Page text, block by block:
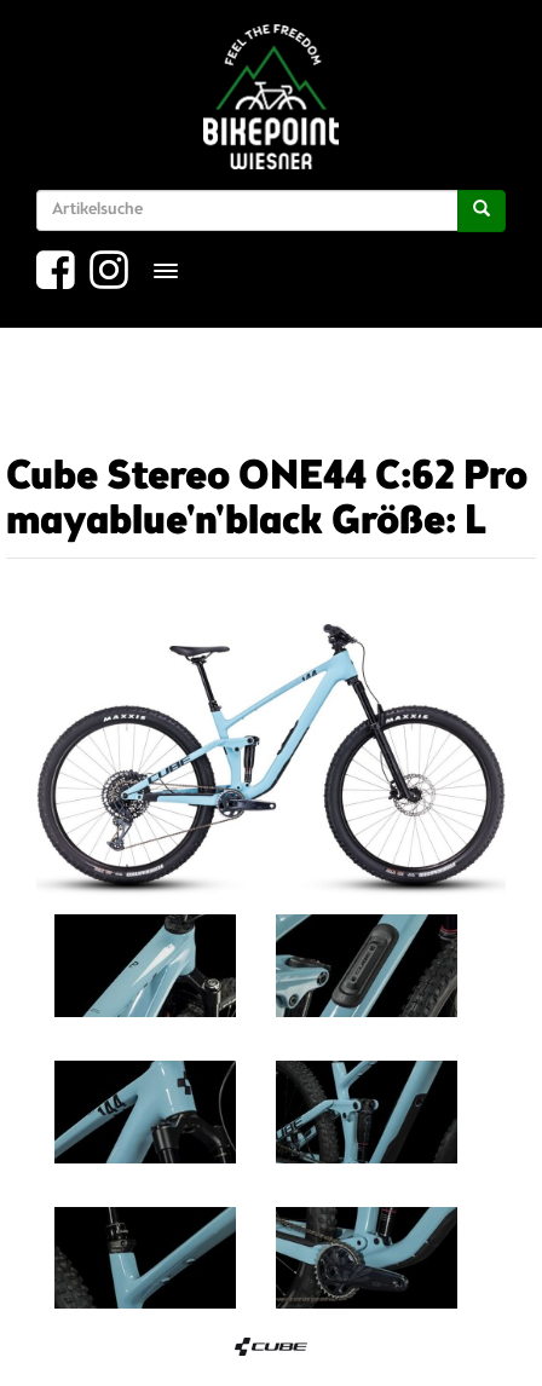
Toggle navigation
Cube Stereo ONE44 C:62 Pro
mayablue'n'black Größe: L